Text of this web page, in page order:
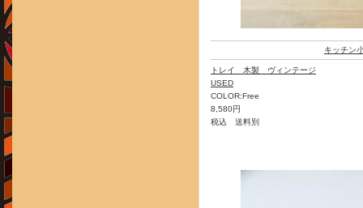
キッチン
トレイ 木製 ヴィンテージ
USED
COLOR:Free
8,580円
税込 送料別